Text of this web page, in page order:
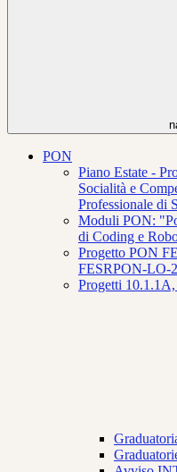
PON
Piano Estate -
Socialità e
Professionale di
Moduli PON:
di Coding e
Progetto PON
FESRPON-LO-
Progetti